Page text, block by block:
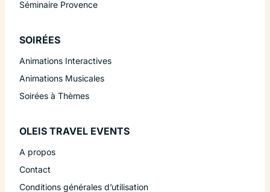
Séminaire Provence
SOIRÉES
Animations Interactives
Animations Musicales
Soirées à Thèmes
OLEIS TRAVEL EVENTS
A propos
Contact
Conditions générales d’utilisation